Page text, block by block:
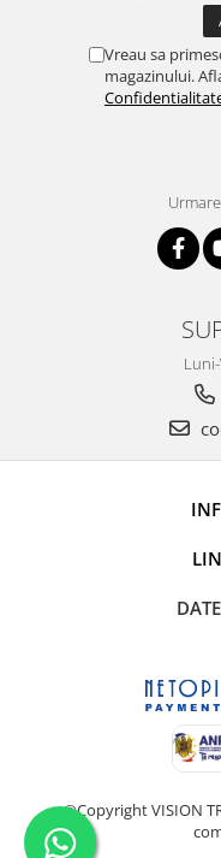
Vreau sa
magazinului.
©Copyright VISION